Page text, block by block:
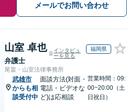
メールでお問い合わせ
山室 卓也
弁護士
インタビュ
ーを見る
福岡県
尾畠・山室法律事務所
武雄市
からも相
談受付中
面談方法(対面・
電話・ビデオな
ど)は応相談
営業時間：09:
00~20:00（土
日祝日）